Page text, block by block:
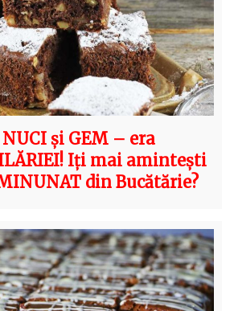
NUCI și GEM – era
Iți mai amintești
din Bucătărie?